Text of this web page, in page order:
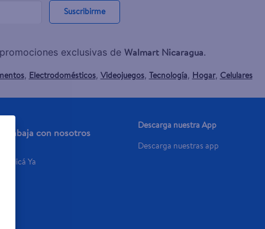
Suscribirme
exclusivas de Walmart Nicaragua.
, Electrodomésticos, Videojuegos, Tecnología, Hogar, Celulares
Trabaja con nosotros
Aplicá Ya
Descarga nuestra App
Descarga nuestras app